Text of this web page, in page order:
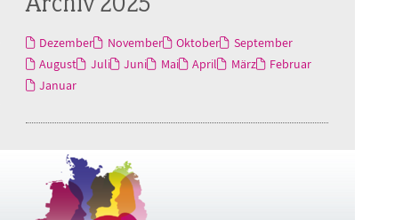
Dezember November Oktober
September
August
Juli Juni Mai April März
Februar
Januar